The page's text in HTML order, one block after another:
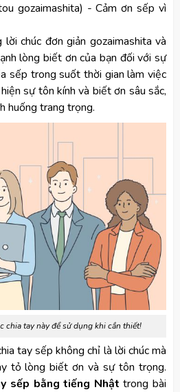
gozaimashita) - Cảm ơn sếp vì
chúc đơn giản gozaimashita và
lòng biết ơn của bạn đối với sự
sếp trong suốt thời gian làm việc
sự tôn kính và biết ơn sâu sắc,
huống trang trọng.
chia tay này để sử dụng khi cần thiết!
tay sếp không chỉ là lời chúc mà
tỏ lòng biết ơn và sự tôn trọng.
sếp bằng tiếng Nhật trong bài